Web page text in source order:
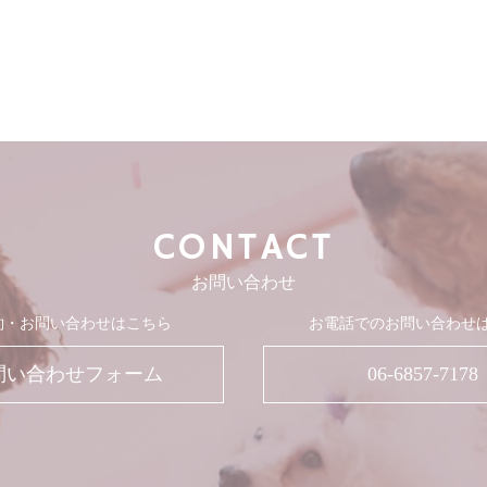
CONTACT
お問い合わせ
・お問い合わせはこちら
い合わせフォーム
お電話でのお問い合わせ
06-6857-7178